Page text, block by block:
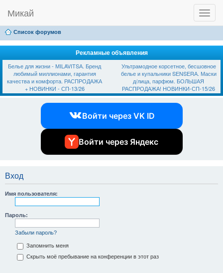
T
o
g
l
n
a
v
g
Микай
Ссылки Вход
Список форумов
Рекламные объявления
Белье для жизни - МILAVIТSА. Бренд
любимый миллионами, гарантия
качества и комфорта. РАСПРОДАЖА
+ НОВИНКИ - СП-13/26
Ультрамодное корсетное, бесшовное
белье и купальники SЕNSЕRА. Маски
д/лица, парфюм. БОЛЬШАЯ
РАСПРОДАЖА! НОВИНКИ-СП-15/26
Войти через VK ID
Войти через Яндекс
Вход
Имя пользователя:
Пароль:
Забыли пароль?
Запомнить меня
Скрыть моё пребывание на конференции в этот раз